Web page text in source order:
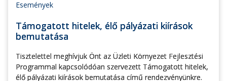
Események
Támogatott hitelek, élő pályázati kiírások
bemutatása
Tisztelettel meghívjuk Önt az Üzleti Környezet Fejlesztési
Programmal kapcsolódóan szervezett Támogatott hitelek,
élő pályázati kiírások bemutatása című rendezvényünkre.